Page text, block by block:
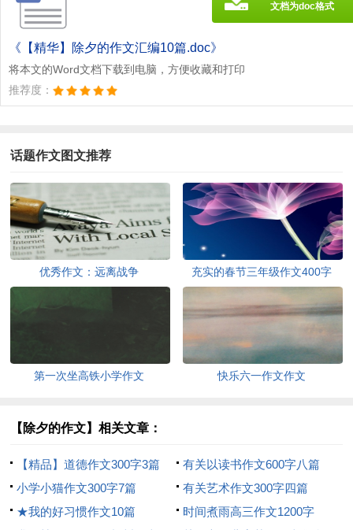
《【精华】除夕的作文汇编10篇.doc》
将本文的Word文档下载到电脑，方便收藏和打印
推荐度：
文档为doc格式
话题作文图文推荐
优秀作文：远离战争
充实的春节三年级作文400字
（通用10篇）
第一次坐高铁小学作文 快乐六一作文作文
【除夕的作文】相关文章：
【精品】道德作文300字3篇
有关以读书作文600字八篇
小学小猫作文300字7篇
有关艺术作文300字四篇
★我的好习惯作文10篇
时间煮雨高三作文1200字